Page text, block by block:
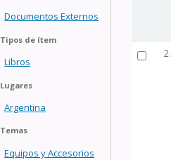
Documentos Externos
Tipos de ítem
Libros
Lugares
Argentina
Temas
Equipos y Accesorios
2.